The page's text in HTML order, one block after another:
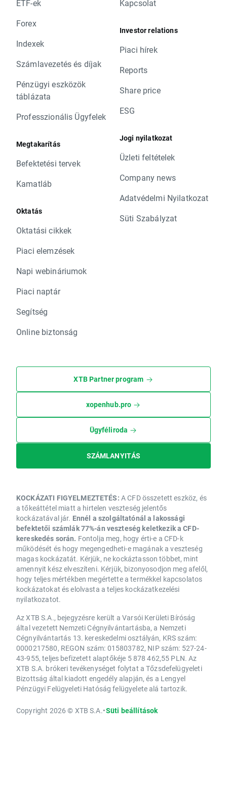
ETF-ek
Forex
Indexek
Számlavezetés és díjak
Pénzügyi eszközök
táblázata
Professzionális Ügyfelek
Megtakarítás
Befektetési tervek
Kamatláb
Oktatás
Oktatási cikkek
Piaci elemzések
Napi webináriumok
Piaci naptár
Segítség
Online biztonság
Kapcsolat
Investor relations
Piaci hírek
Reports
Share price
ESG
Jogi nyilatkozat
Üzleti feltételek
Company news
Adatvédelmi Nyilatkozat
Süti Szabályzat
XTB Partner program
xopenhub.pro
Ügyféliroda
SZÁMLANYITÁS
KOCKÁZATI FIGYELMEZTETÉS: A CFD összetett eszköz, és
a tőkeáttétel miatt a hirtelen veszteség jelentős
kockázatával jár. Ennél a szolgáltatónál a lakossági
befektetői számlák 77%-án veszteség keletkezik a CFD-
kereskedés során. Fontolja meg, hogy érti-e a CFD-k
működését és hogy megengedheti-e magának a veszteség
magas kockázatát. Kérjük, ne kockáztasson többet, mint
amennyit kész elveszíteni. Kérjük, bizonyosodjon meg afelől,
hogy teljes mértékben megértette a termékkel kapcsolatos
kockázatokat és elolvasta a teljes kockázatkezelési
nyilatkozatot.
Az XTB S.A., bejegyzésre került a Varsói Kerületi Bíróság
által vezetett Nemzeti Cégnyilvántartásba, a Nemzeti
Cégnyilvántartás 13. kereskedelmi osztályán, KRS szám:
0000217580, REGON szám: 015803782, NIP szám: 527-24-
43-955, teljes befizetett alaptőkéje 5 878 462,55 PLN. Az
XTB S.A. brókeri tevékenységet folytat a Tőzsdefelügyeleti
Bizottság által kiadott engedély alapján, és a Lengyel
Pénzügyi Felügyeleti Hatóság felügyelete alá tartozik.
Copyright 2026 © XTB S.A.•Süti beállítások